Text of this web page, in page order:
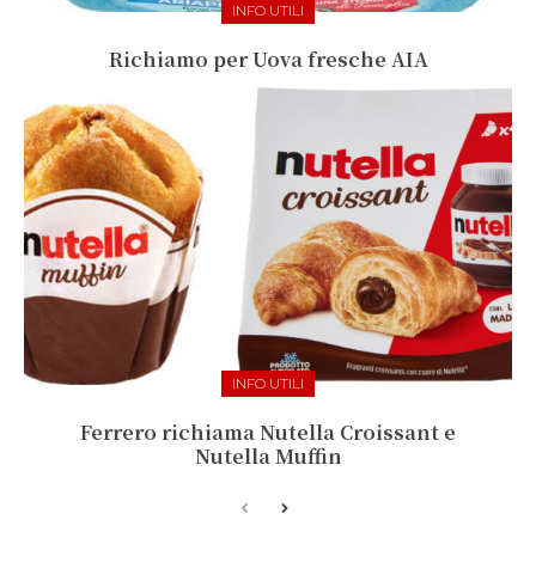
INFO UTILI
Richiamo per Uova fresche AIA
INFO UTILI
Ferrero richiama Nutella Croissant e
Nutella Muffin